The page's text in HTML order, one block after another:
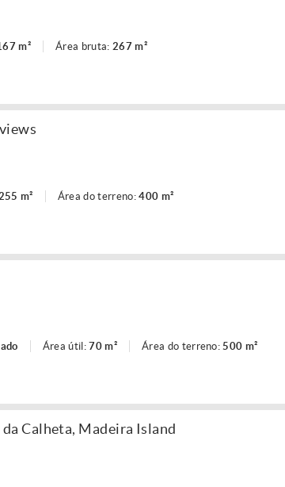
m² Área bruta: 267 m²
m² Área do terreno:400 m²
Área útil:70 m² Área do terreno:500 m²
Calheta, Madeira Island